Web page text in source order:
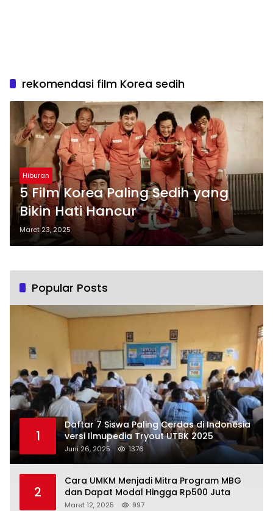
rekomendasi film Korea sedih
Hiburan
5 Film Korea Paling Sedih yang
Bikin Hati Hancur
Maret 23, 2025
Popular Posts
1
Daftar 7 Siswa Paling Cerdas di Indonesia
versi Ilmupedia Tryout UTBK 2025
Juni 26, 2025 1376
2
Cara UMKM Menjadi Mitra Program MBG
dan Dapat Modal Hingga Rp500 Juta
Maret 12, 2025 997